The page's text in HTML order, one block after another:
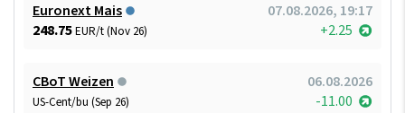
Euronext Mais
07.08.2026, 19:17
248.75EUR/t (Nov 26) +2.25
CBoT Weizen 06.08.2026
US-Cent/bu (Sep 26) -11.00